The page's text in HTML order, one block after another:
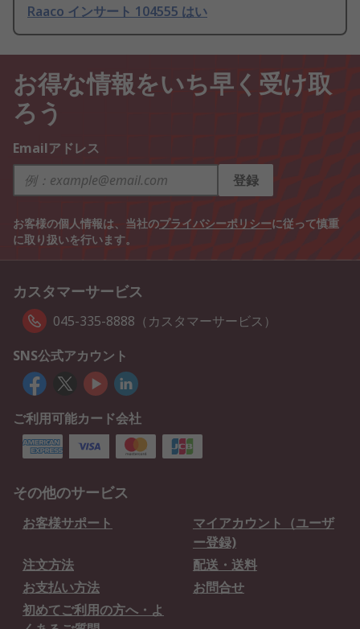
Raaco インサート 104555 はい
お得な情報をいち早く受け取
ろう
Emailアドレス
登録
お客様の個人情報は、当社のプライバシーポリシーに従って慎重
に取り扱いを行います。
カスタマーサービス
045-335-8888（カスタマーサービス）
SNS公式アカウント
ご利用可能カード会社
その他のサービス
お客様サポート
マイアカウント（ユーザ
ー登録)
注文方法
配送・送料
お支払い方法
お問合せ
初めてご利用の方へ・よ